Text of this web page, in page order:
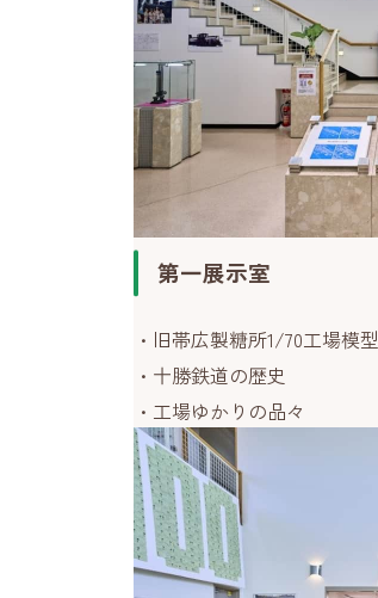
第一展示室
旧帯広製糖所1/70工場模型
十勝鉄道の歴史
工場ゆかりの品々